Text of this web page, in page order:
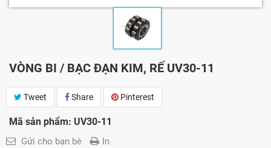
VÒNG BI / BẠC ĐẠN KIM, RẾ UV30-11
Tweet Share Pinterest
Mã sản phẩm: UV30-11
Gửi cho bạn bè In